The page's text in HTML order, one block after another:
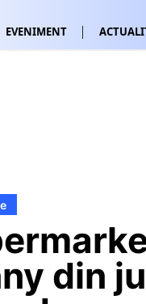
EVENIMENT
din